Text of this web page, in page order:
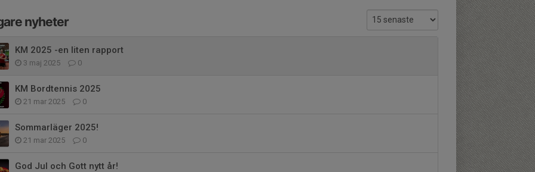
nyheter
KM 2025 -en liten rapport
3 maj 2025 0
KM Bordtennis 2025
21 mar 2025 0
Sommarläger 2025!
21 mar 2025 0
God Jul och Gott nytt år!